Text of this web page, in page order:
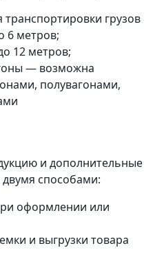
грузов
6 метров;
12 метров;
— возможна
полувагонами,
и дополнительные
способами:
оформлении или
и выгрузки товара